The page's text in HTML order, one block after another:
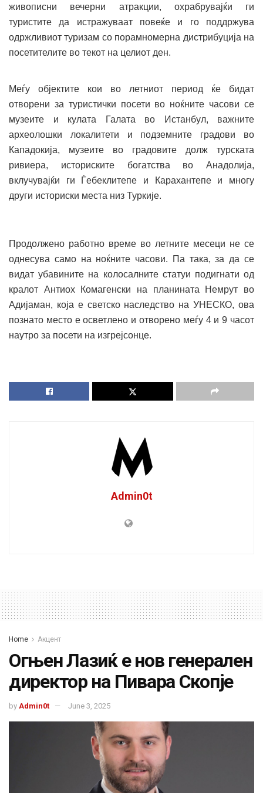
живописни вечерни атракции, охрабрувајќи ги
туристите да истражуваат повеќе и го поддржува
одржливиот туризам со порамномерна дистрибуција на
посетителите во текот на целиот ден.
Меѓу објектите кои во летниот период ќе бидат
отворени за туристички посети во ноќните часови се
музеите и кулата Галата во Истанбул, важните
археолошки локалитети и подземните градови во
Кападокија, музеите во градовите долж турската
ривиера, историските богатства во Анадолија,
вклучувајќи ги Ѓебеклитепе и Карахантепе и многу
други историски места низ Туркије.
Продолжено работно време во летните месеци не се
однесува само на ноќните часови. Па така, за да се
видат убавините на колосалните статуи подигнати од
кралот Антиох Комагенски на планината Немрут во
Адијаман, која е светско наследство на УНЕСКО, ова
познато место е осветлено и отворено меѓу 4 и 9 часот
наутро за посети на изгрејсонце.
Admin0t
Home Акцент
Огњен Лазиќ е нов генерален
директор на Пивара Скопје
by Admin0t June 3, 2025